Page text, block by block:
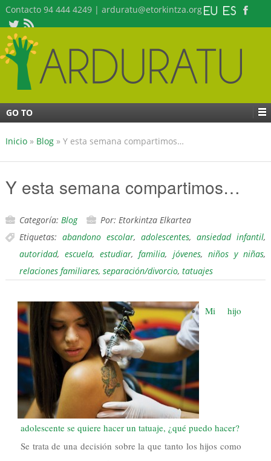
Contacto 94 444 4249 | arduratu@etorkintza.org
GO TO
Inicio» Blog» Y esta semana compartimos…
Y esta semana compartimos…
Categoría: Blog
Por: Etorkintza Elkartea
Etiquetas: abandono escolar, adolescentes,ansiedad infantil,
autoridad,escuela,estudiar,familia, jóvenes, niños y niñas,
relaciones familiares, separación/divorcio, tatuajes
Mi hijo
adolescente se quiere hacer un tatuaje, ¿qué puedo hacer?
Se trata de una decisión sobre la que tanto los hijos como